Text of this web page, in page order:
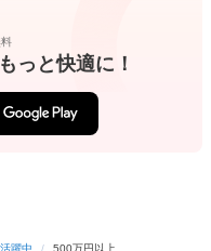
っと快適に！
躍中 / 500万円以上